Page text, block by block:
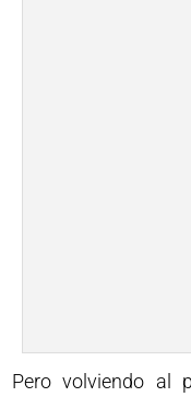
Pero volviendo al